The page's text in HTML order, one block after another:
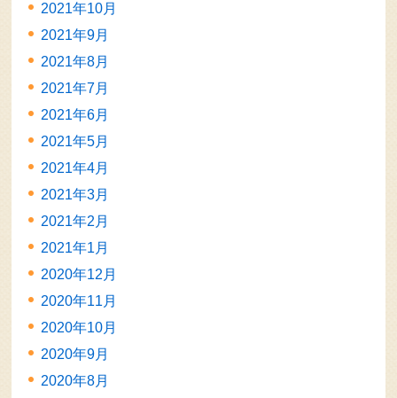
2021年10月
2021年9月
2021年8月
2021年7月
2021年6月
2021年5月
2021年4月
2021年3月
2021年2月
2021年1月
2020年12月
2020年11月
2020年10月
2020年9月
2020年8月